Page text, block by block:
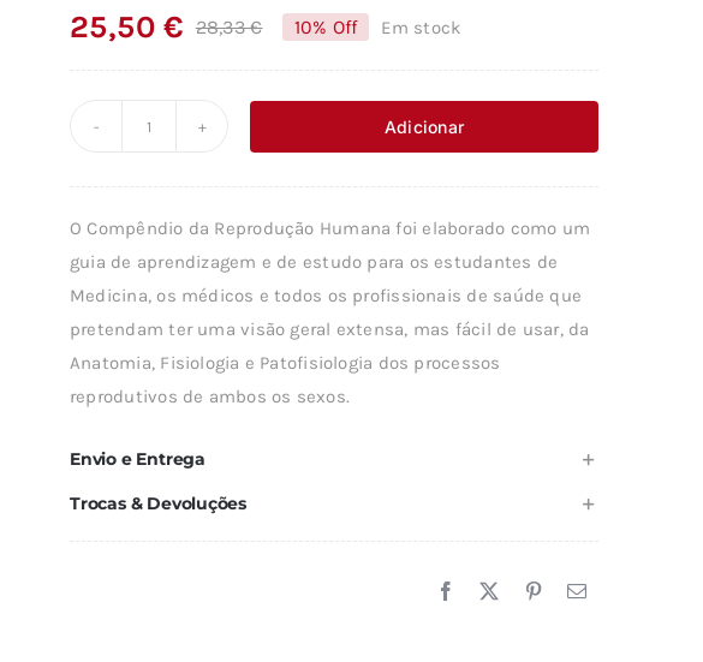
28,33€O
era:
25,50€
O
é:
10% Off Em stock
REPRODUÇÃO
HUMANA
Adicionar
O Compêndio da Reprodução Humana foi elaborado como um
guia de aprendizagem e de estudo para os estudantes de
Medicina, os médicos e todos os profissionais de saúde que
pretendam ter uma visão geral extensa, mas fácil de usar, da
Anatomia, Fisiologia e Patofisiologia dos processos
reprodutivos de ambos os sexos.
Envio e Entrega
Trocas & Devoluções